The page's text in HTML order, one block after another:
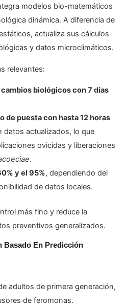
modelos bio-matemáticos
dinámica. A diferencia de
actualiza sus cálculos
y datos microclimáticos.
relevantes:
biológicos con 7 días
de puesta con hasta 12 horas
datos actualizados, lo que
ovicidas y liberaciones
.
y el 95%, dependiendo del
de datos locales.
más fino y reduce la
preventivos generalizados.
Basado En Predicción
adultos de primera generación,
de feromonas.